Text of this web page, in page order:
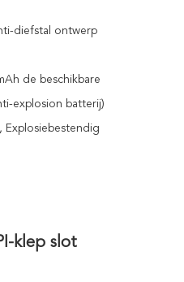
diefstal ontwerp
de beschikbare
explosion batterij)
Explosiebestendig
klep slot